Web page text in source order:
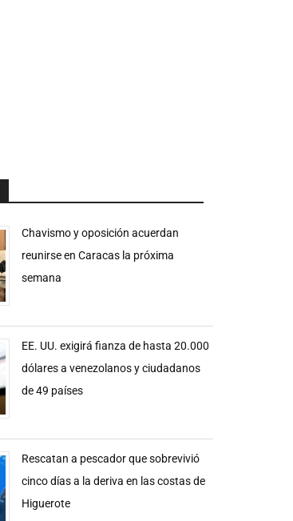
Chavismo y oposición acuerdan
reunirse en Caracas la próxima
semana
EE. UU. exigirá fianza de hasta 20.000
dólares a venezolanos y ciudadanos
de 49 países
Rescatan a pescador que sobrevivió
cinco días a la deriva en las costas de
Higuerote